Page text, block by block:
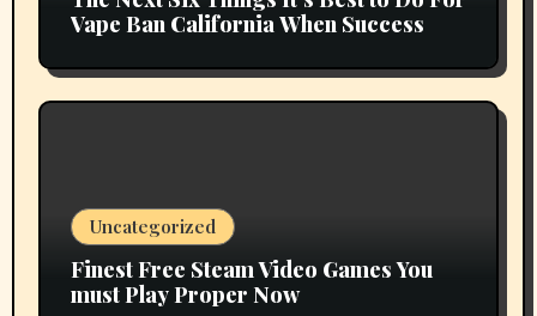
Vape Ban California When Success
Uncategorized
Finest Free Steam Video Games You
must Play Proper Now